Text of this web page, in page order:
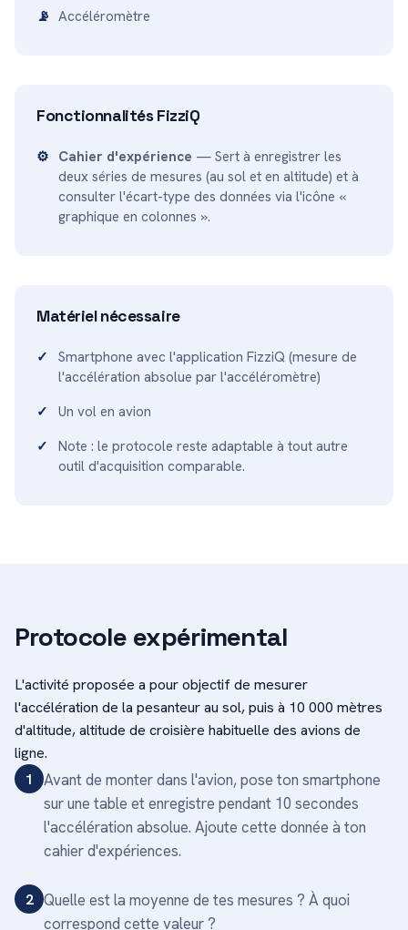
Accéléromètre
Fonctionnalités FizziQ
Cahier d'expérience — Sert à enregistrer les
deux séries de mesures (au sol et en altitude) et à
consulter l'écart-type des données via l'icône «
graphique en colonnes ».
Matériel nécessaire
Smartphone avec l'application FizziQ (mesure de
l'accélération absolue par l'accéléromètre)
Un vol en avion
Note : le protocole reste adaptable à tout autre
outil d'acquisition comparable.
Protocole expérimental
L'activité proposée a pour objectif de mesurer
l'accélération de la pesanteur au sol, puis à 10 000 mètres
d'altitude, altitude de croisière habituelle des avions de
ligne.
1
Avant de monter dans l'avion, pose ton smartphone
sur une table et enregistre pendant 10 secondes
l'accélération absolue. Ajoute cette donnée à ton
cahier d'expériences.
2 Quelle est la moyenne de tes mesures ? À quoi
correspond cette valeur ?